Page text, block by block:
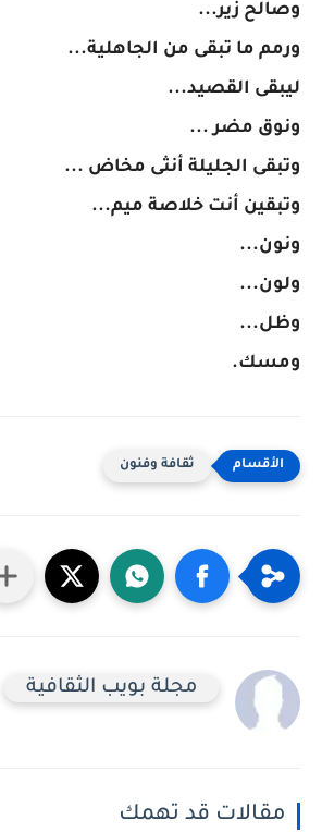
وصالح زير...
ورمم ما تبقى من الجاهلية...
ليبقى القصيد...
ونوق مضر ...
وتبقى الجليلة أنثى مخاض ...
وتبقين أنت خلاصة ميم...
ونون...
ولون...
وظل...
ومسك.
ثقافة وفنون
مجلة بويب الثقافية
مقالات قد تهمك